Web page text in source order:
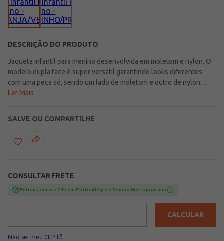
DESCRIÇÃO DO PRODUTO
Jaqueta infantil para menino desenvolvida em moletom e nylon. O
modelo dupla face é super versátil garantindo looks diferentes
com uma peça só, sendo um lado de moletom e outro de nylon.
Possui capuz, mangas compridas com punho, bolsos frontais no
Moletom\nTecido Nylon\nComposição: 100%
algodão\nComposição: 100% poliéster
Ler Mais
SALVE OU COMPARTILHE
CONSULTAR FRETE
Entrega em ate 24h em Porto Alegre e Regiao Metropolitana
Não sei meu CEP
CALCULAR